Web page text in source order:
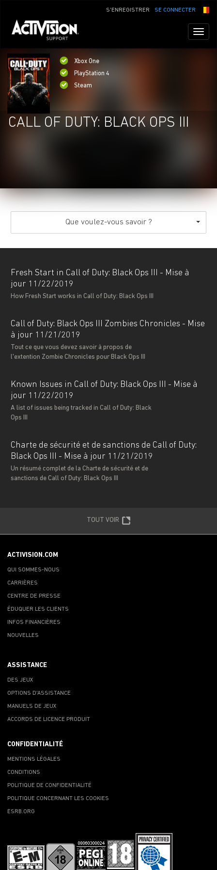
SE CONNECTER
S'ENREGISTRER
Xbox One
PlayStation 4
Steam
CALL OF DUTY: BLACK OPS III
Que voulez-vous savoir ?
Fresh Start in Call of Duty: Black Ops III - Mise à
jour 11/22/2019
How Fresh Start works in Call of Duty: Black Ops III
Call of Duty: Black Ops III Zombies Chronicles - Mise
à jour 11/21/2019
Tout ce que vous devez savoir à propos de
l'extention Zombie Chronicles pour Black Ops III
Known Issues in Call of Duty: Black Ops III - Mise à
jour 11/22/2019
A list of issues being tracked in Call of Duty: Black
Ops III
Charte de sécurité et de sanctions de Call of Duty:
Black Ops III - Mise à jour 11/21/2019
Un résumé complet de la Charte de sécurité et de
sanctions de Call of Duty: Black Ops III
TOUT VOIR
ACTIVISION.COM
QUI SOMMES-NOUS
CARRIÈRES
CENTRE DE PRESSE
ÉDUQUER LES CLIENTS
INFOS FINANCIÈRES
NOUVELLES
ASSISTANCE
DES JEUX
OPTIONS D'ASSISTANCE
MANUELS DE JEUX
ACCORDS DE LICENCE PRODUIT
CONFIDENTIALITÉ
MENTIONS LÉGALES
CONDITIONS
POLITIQUE DE CONFIDENTIALITÉ
POLITIQUE CONCERNANT LES COOKIES
ESRB.ORG